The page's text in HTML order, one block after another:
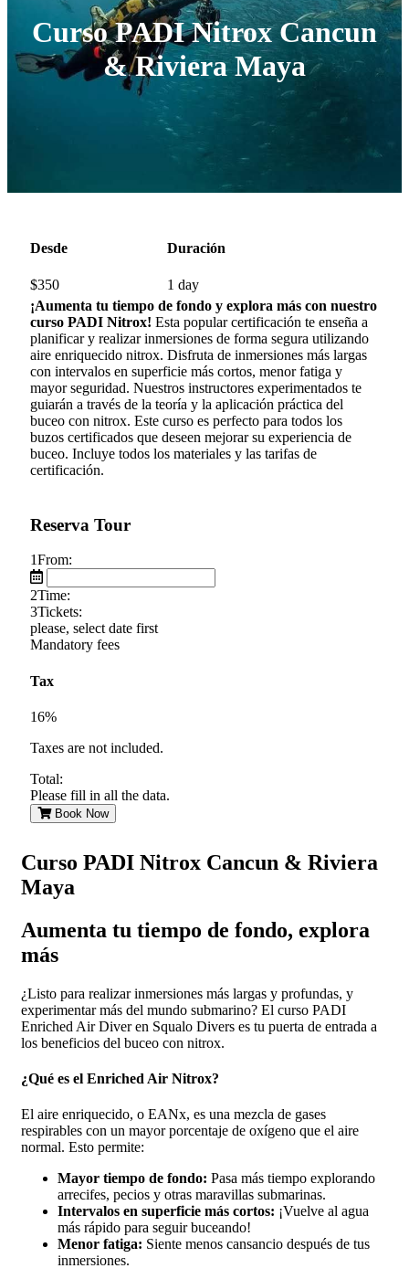
Curso PADI Nitrox Cancun
& Riviera Maya
Desde
$350
Duración
1 day
¡Aumenta tu tiempo de fondo y explora más con nuestro
curso PADI Nitrox! Esta popular certificación te enseña a
planificar y realizar inmersiones de forma segura utilizando
aire enriquecido nitrox. Disfruta de inmersiones más largas
con intervalos en superficie más cortos, menor fatiga y
mayor seguridad. Nuestros instructores experimentados te
guiarán a través de la teoría y la aplicación práctica del
buceo con nitrox. Este curso es perfecto para todos los
buzos certificados que deseen mejorar su experiencia de
buceo. Incluye todos los materiales y las tarifas de
certificación.
Reserva Tour
1From:
2Time:
3Tickets:
please, select date first
Mandatory fees
Tax
16%
Taxes are not included.
Total:
Please fill in all the data.
Book Now
Curso PADI Nitrox Cancun & Riviera
Maya
Aumenta tu tiempo de fondo, explora
más
¿Listo para realizar inmersiones más largas y profundas, y
experimentar más del mundo submarino? El curso PADI
Enriched Air Diver en Squalo Divers es tu puerta de entrada a
los beneficios del buceo con nitrox.
¿Qué es el Enriched Air Nitrox?
El aire enriquecido, o EANx, es una mezcla de gases
respirables con un mayor porcentaje de oxígeno que el aire
normal. Esto permite:
Mayor tiempo de fondo: Pasa más tiempo explorando
arrecifes, pecios y otras maravillas submarinas.
Intervalos en superficie más cortos: ¡Vuelve al agua
más rápido para seguir buceando!
Menor fatiga: Siente menos cansancio después de tus
inmersiones.